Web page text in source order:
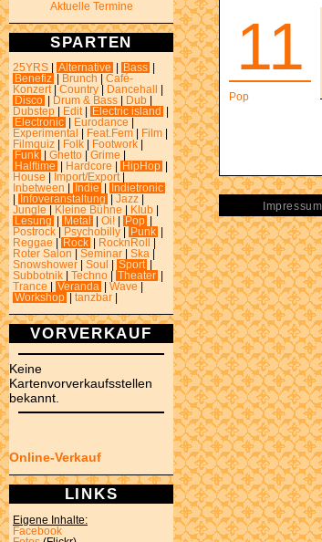
Aktuelle Termine
SPARTEN
25YRS Alternative Bass
Benefiz
Brunch
Café-
Konzert
Country Dancehall
Disco
Drum & Bass Dub
Dubstep
Edit Electric island
Electronic
Eurodance
Experimental
Feat.Fem Film
Filmquiz
Folk Footwork
Funk
Ghetto Grime
Halftime
Hardcore HipHop
House
Import/Export
Inbetween
Indie
Indietronic
Infoveranstaltung Jazz
Jungle
Kleine Bühne Klub
Lesung
Metal Oi! Pop
Postrock
Psychobilly Punk
Reggae
Rock RocknRoll
Roter Salon
Seminar Ska
Snowshower
Soul Sport
Subbotnik
Techno Theater
Trance
Veranda Wave
Workshop
tanzbar
VORVERKAUF
Keine
Kartenvorverkaufsstellen
bekannt.
Online-Verkauf
LINKS
Eigene Inhalte:
Facebook
11
Pop
Impressum